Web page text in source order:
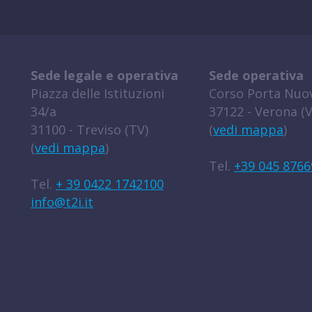
Sede legale e operativa
Piazza delle Istituzioni
34/a
31100 - Treviso (TV)
(vedi mappa)
Tel. + 39 0422 1742100
info@t2i.it
Sede operativa
Corso Porta
37122 - Verona
(vedi mappa)
Tel. +39 045